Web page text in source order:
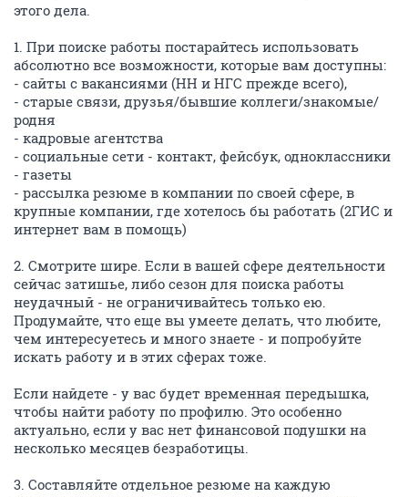
НГС.Форум Работа и карьера Работа в Новосибирске
Как найти работу: обмен советами